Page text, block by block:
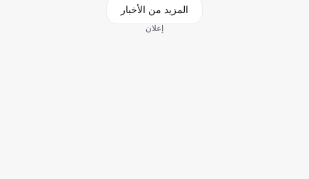
المزيد من الأخبار
إعلان